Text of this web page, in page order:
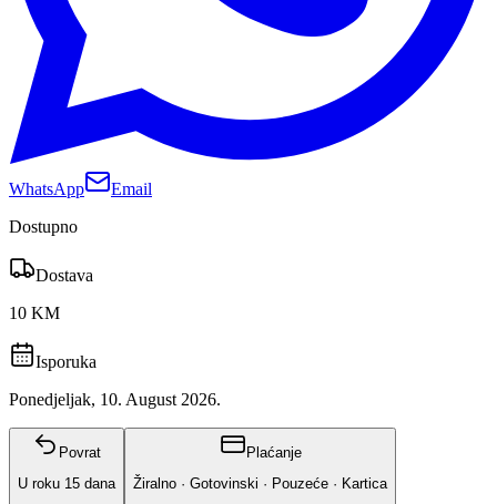
WhatsApp
Email
Dostupno
Dostava
10 KM
Isporuka
Ponedjeljak, 10. August 2026.
Povrat
U roku 15 dana
Plaćanje
Žiralno · Gotovinski · Pouzeće · Kartica